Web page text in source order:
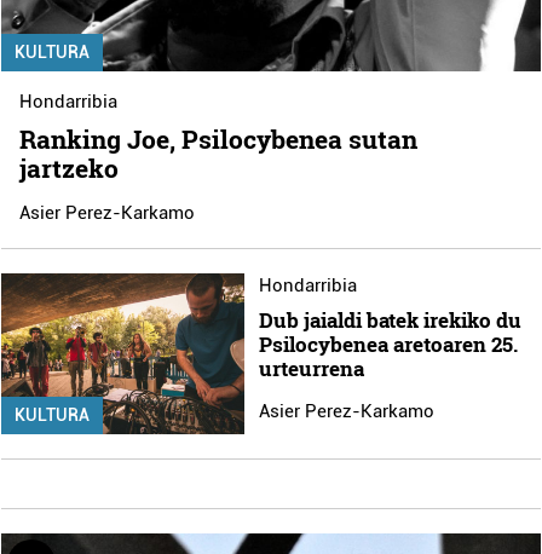
KULTURA
Hondarribia
Ranking Joe, Psilocybenea sutan
jartzeko
Asier Perez-Karkamo
KULTURA
Hondarribia
Dub jaialdi batek irekiko du
Psilocybenea aretoaren 25.
urteurrena
Asier Perez-Karkamo